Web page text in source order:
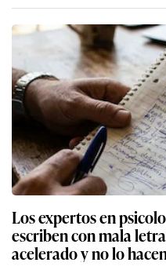
Los expertos en
escriben con mala
acelerado y no lo